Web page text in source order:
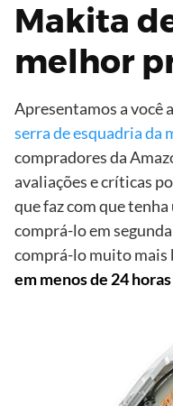
Makita
melhor
Apresentamos a você
serra de esquadria da
compradores da
avaliações e críticas
que faz com que
comprá-lo em
comprá-lo muito mais
em menos de 24